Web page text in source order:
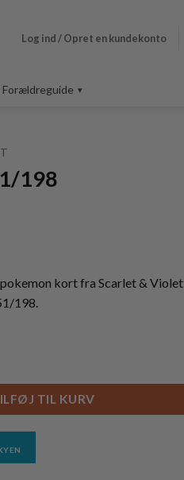
Log ind / Opret en kundekonto
Forældreguide
198
kort fra Scarlet & Violet
198.
TIL KURV